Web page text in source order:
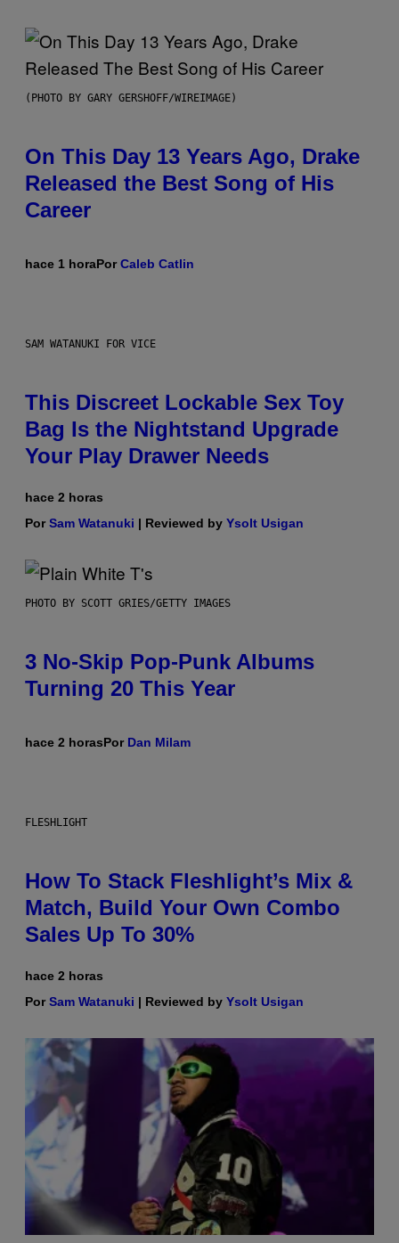
(PHOTO BY GARY GERSHOFF/WIREIMAGE)
On This Day 13 Years Ago, Drake
Released the Best Song of His
Career
hace 1 horaPorCaleb Catlin
SAM WATANUKI FOR VICE
This Discreet Lockable Sex Toy
Bag Is the Nightstand Upgrade
Your Play Drawer Needs
hace 2 horas
PorSam Watanuki | Reviewed by Ysolt Usigan
PHOTO BY SCOTT GRIES/GETTY IMAGES
3 No-Skip Pop-Punk Albums
Turning 20 This Year
hace 2 horasPor Dan Milam
FLESHLIGHT
How To Stack Fleshlight’s Mix &
Match, Build Your Own Combo
Sales Up To 30%
hace 2 horas
PorSam Watanuki | Reviewed by Ysolt Usigan